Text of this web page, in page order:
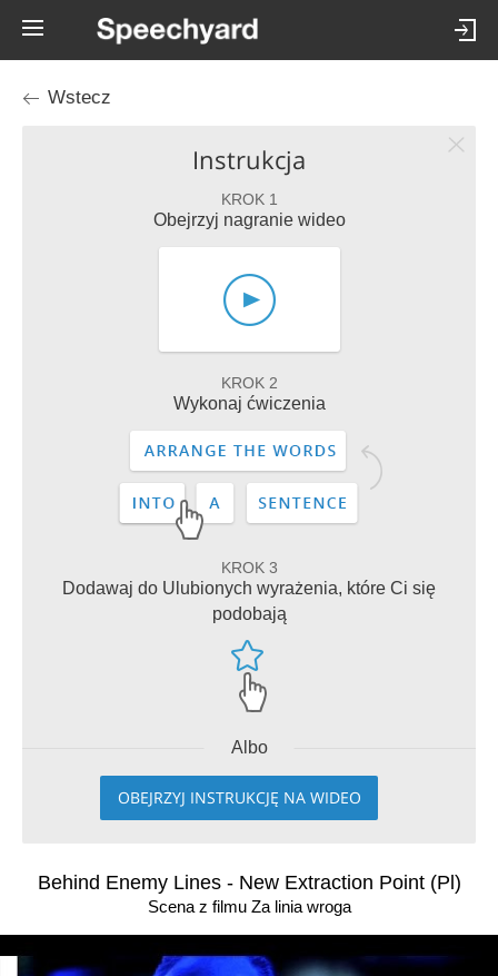
Wstecz
Instrukcja
KROK 1
Obejrzyj nagranie wideo
KROK 2
Wykonaj ćwiczenia
KROK 3
Dodawaj do Ulubionych wyrażenia, które Ci się
podobają
Albo
OBEJRZYJ INSTRUKCJĘ NA WIDEO
Behind Enemy Lines - New Extraction Point (Pl)
Scena z filmu Za linia wroga